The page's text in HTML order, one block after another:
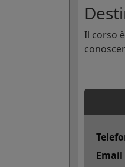
Il corso
Email